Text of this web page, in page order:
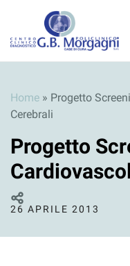
Home » Progetto
Cerebrali
Progetto
26 APRILE 2013